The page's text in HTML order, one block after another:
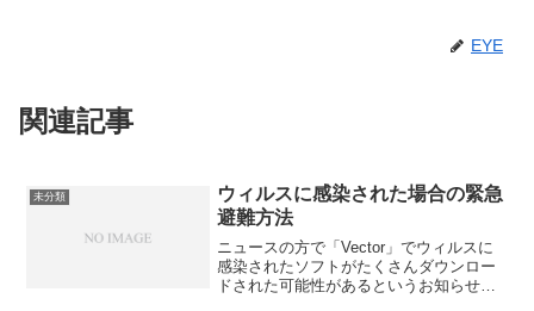
EYE
関連記事
未分類
ウィルスに感染された場合の緊急
避難方法
ニュースの方で「Vector」でウィルスに
感染されたソフトがたくさんダウンロー
ドされた可能性があるというお知らせを